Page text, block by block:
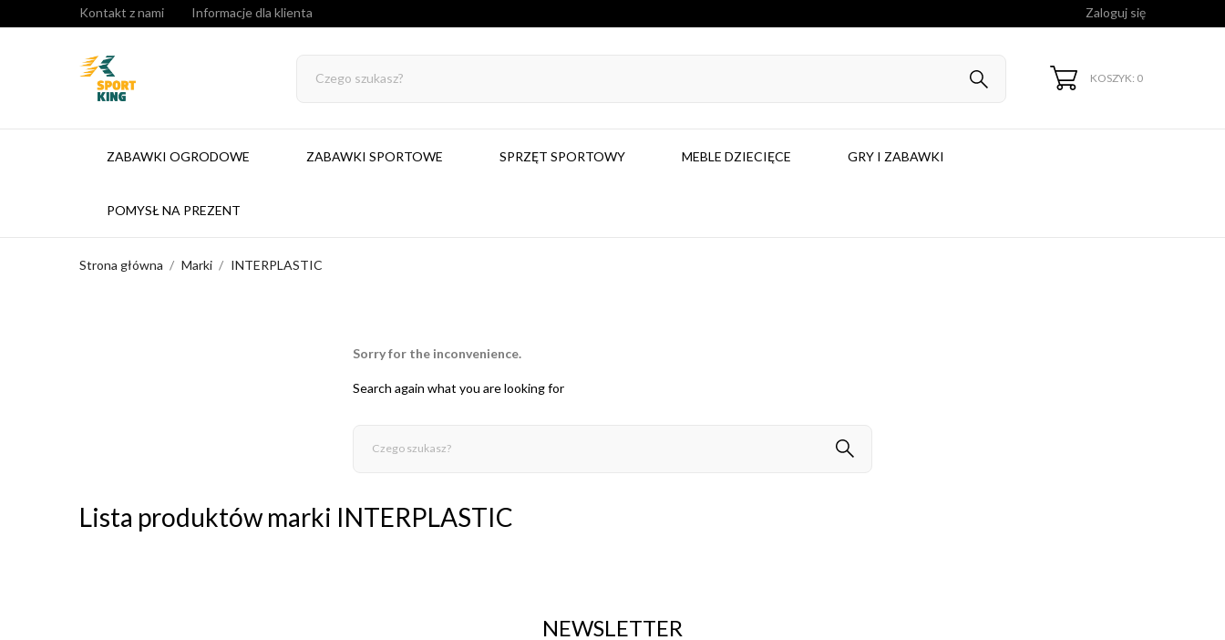
Kontakt z nami Informacje dla klienta Zaloguj się
KOSZYK: 0
ZABAWKI OGRODOWE ZABAWKI SPORTOWE SPRZĘT SPORTOWY MEBLE DZIECIĘCE GRY I ZABAWKI
POMYSŁ NA PREZENT
Strona główna Marki INTERPLASTIC
Sorry for the inconvenience.
Search again what you are looking for
Lista produktów marki INTERPLASTIC
NEWSLETTER